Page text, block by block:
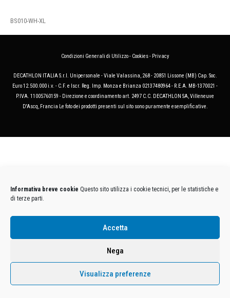
Informativa breve cookie Questo sito utilizza i cookie tecnici, per le statistiche e
di terze parti.
Accetta
Nega
Visualizza preferenze
BS010-WH-XL
Condizioni Generali di Utilizzo- Cookies- Privacy
DECATHLON ITALIA S.r.l. Unipersonale - Viale Valassina, 268 - 20851 Lissone (MB) Cap. Soc.
Euro 12.500.000 i.v. - C.F. e Iscr. Reg. Imp. Monza e Brianza 02137480964 - R.E.A. MB-1370021 -
P.IVA. 11005760159 - Direzione e coordinamento art. 2497 C.C. DECATHLON SA, Villeneuve
D'Ascq, Francia Le foto dei prodotti presenti sul sito sono puramente esemplificative.